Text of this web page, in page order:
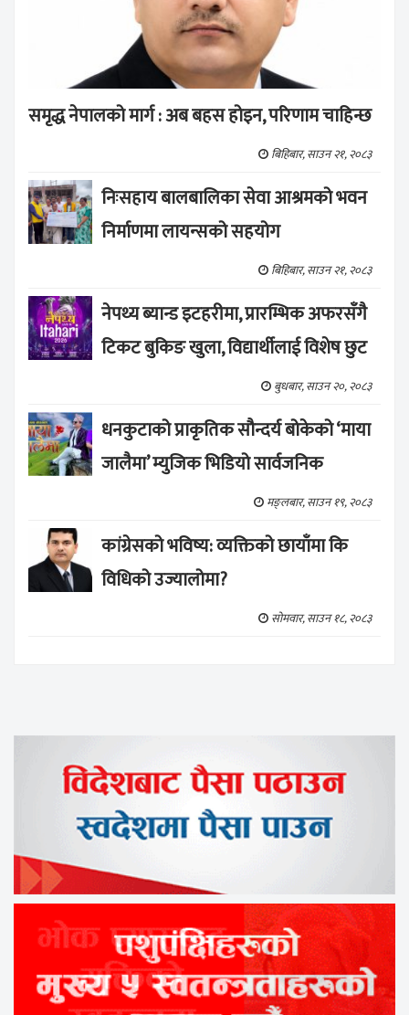
समृद्ध नेपालको मार्ग : अब बहस होइन, परिणाम चाहिन्छ
बिहिबार, साउन २१, २०८३
निःसहाय बालबालिका सेवा आश्रमको भवन
निर्माणमा लायन्सको सहयोग
बिहिबार, साउन २१, २०८३
नेपथ्य ब्यान्ड इटहरीमा, प्रारम्भिक अफरसँगै
टिकट बुकिङ खुला, विद्यार्थीलाई विशेष छुट
बुधबार, साउन २०, २०८३
धनकुटाको प्राकृतिक सौन्दर्य बोकेको ‘माया
जालैमा’ म्युजिक भिडियो सार्वजनिक
मङ्लबार, साउन १९, २०८३
कांग्रेसको भविष्य: व्यक्तिको छायाँमा कि
विधिको उज्यालोमा?
सोमवार, साउन १८, २०८३